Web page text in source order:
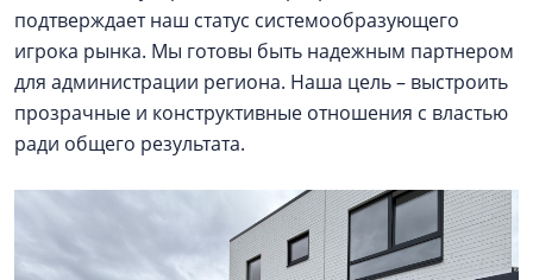
подтверждает наш статус системообразующего
игрока рынка. Мы готовы быть надежным партнером
для администрации региона. Наша цель – выстроить
прозрачные и конструктивные отношения с властью
ради общего результата.